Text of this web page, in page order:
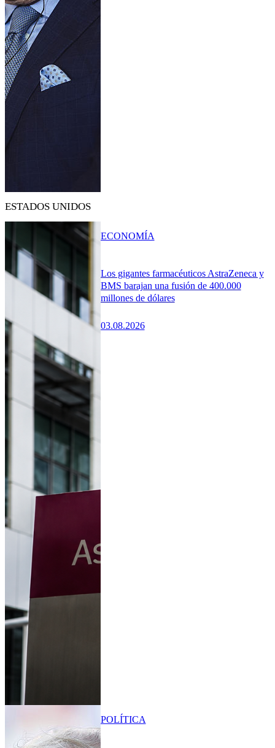
ESTADOS UNIDOS
Los gigantes farmacéuticos AstraZeneca y
BMS barajan una fusión de 400.000
millones de dólares
03.08.2026
ECONOMÍA
POLÍTICA